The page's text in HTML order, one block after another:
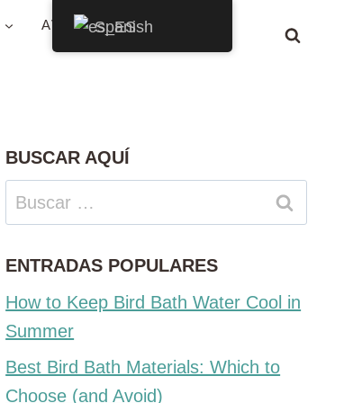
AVES POR ESTADO
BUSCAR AQUÍ
Buscar:
ENTRADAS POPULARES
How to Keep Bird Bath Water Cool in
Summer
Best Bird Bath Materials: Which to
Choose (and Avoid)
Spanish